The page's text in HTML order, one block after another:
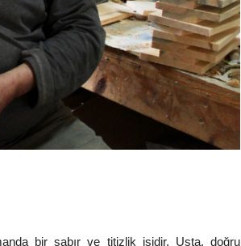
bir sabır ve titizlik işidir. Usta, doğru